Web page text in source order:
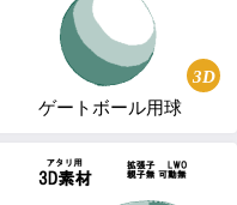
3D
ゲートボール用球